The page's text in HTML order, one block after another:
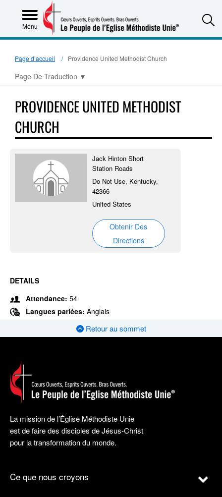
Menu
Page d’accueil Providence United Methodist Church
Page De Traduction ▼
PROVIDENCE UNITED METHODIST
CHURCH
Jack Hinton Short
Station Roads
Do Not Use, Kentucky,
42366
United States
Obtenir Des
Directions
DETAILS
Attendance: 54
Langues parlées: Anglais
Retour au sommet
La mission de l’Église Méthodiste Unie
est de faire des disciples de Jésus-Christ
pour la transformation du monde.
Ce que nous croyons